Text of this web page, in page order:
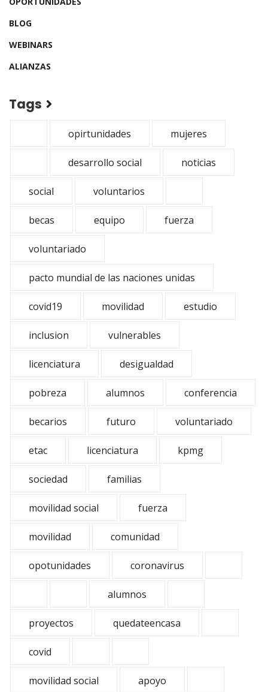
BLOG
WEBINARS
ALIANZAS
Tags
opirtunidades mujeres
desarrollo social noticias
social voluntarios
becas equipo fuerza
voluntariado
pacto mundial de las naciones unidas
covid19 movilidad estudio
inclusion vulnerables
licenciatura desigualdad
pobreza alumnos conferencia
becarios futuro voluntariado
etac licenciatura kpmg
sociedad familias
movilidad social fuerza
movilidad comunidad
opotunidades coronavirus
alumnos
proyectos quedateencasa
covid
movilidad social apoyo